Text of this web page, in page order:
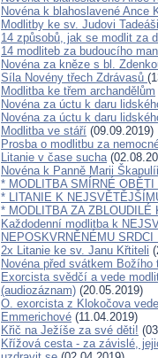
Novéna k blahoslavené Ance
Modlitby ke sv. Judovi Tadeáši
14 způsobů, jak se modlit za
14 modliteb za budoucího
Novéna za kněze s bl.
Síla Novény třech Zdrávasů
Modlitba ke třem archandělům
Novéna za úctu k daru
Novéna za úctu k daru
Modlitba ve stáří (09.09.2019)
Prosba o modlitbu za
Litanie v čase sucha
Novéna k Panně Marii
* MODLITBA SMÍRNÉ OBĚTI
* LITANIE K
* MODLITBA ZA
Každodenní modlitba k
NEPOSKVRNĚNÉMU
2x Litanie ke sv. Janu Křtiteli
Novéna před svátkem Božího
Exorcista svědčí a vede
(audiozáznam) (20.05.2019)
O. exorcista z Klokočova
Emmerichové (11.04.2019)
Křič na Ježíše za své děti!
Křížová cesta - za závislé,